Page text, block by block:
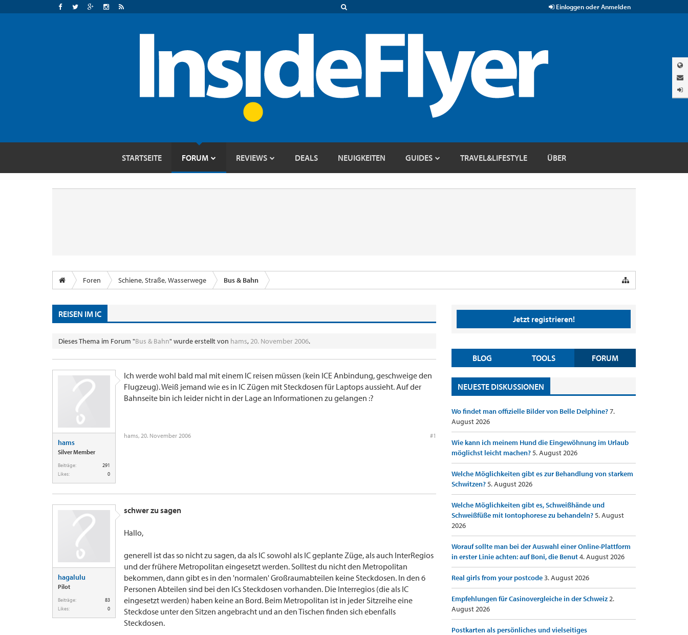
Einloggen oder Anmelden
STARTSEITE FORUM REVIEWS DEALS NEUIGKEITEN GUIDES TRAVEL&LIFESTYLE ÜBER
Foren Schiene, Straße, Wasserwege Bus & Bahn
REISEN IM IC
Dieses Thema im Forum "Bus & Bahn" wurde erstellt von hams,20. November 2006.
hams
Silver Member
Beiträge:
291
Likes:
0
Ich werde wohl bald mal mit einem IC reisen müssen (kein ICE Anbindung, geschweige den
Flugzeug). Weiß jemand wie es in IC Zügen mit Steckdosen für Laptops aussieht. Auf der
Bahnseite bin ich leider nicht in der Lage an Informationen zu gelangen :?
hams, 20. November 2006 #1
hagalulu
Pilot
Beiträge:
83
Likes:
0
schwer zu sagen
Hallo,
generell ist das so nicht zu sagen, da als IC sowohl als IC geplante Züge, als auch InterRegios
und der frühere Metropolitan eingesetzt werden. Solltest du nicht den Metropolitan
bekommen, dann gibt es in den 'normalen' Großraumabteilen keine Steckdosen. In den 6
Personen Abteilen sind bei den ICs Steckdosen vorhanden. Die Interregios (die als IC
eingesetzt werden) haben keine an Bord. Beim Metropolitan ist in jeder Sitzreihe eine
Steckdose unter den Sitzen angebracht und an den Tischen finden sich ebenfalls
Steckdosen.
Jetzt registrieren!
BLOG TOOLS FORUM
NEUESTE DISKUSSIONEN
Wo findet man offizielle Bilder von Belle Delphine?7.
August 2026
Wie kann ich meinem Hund die Eingewöhnung im Urlaub
möglichst leicht machen?5. August 2026
Welche Möglichkeiten gibt es zur Behandlung von starkem
Schwitzen?5. August 2026
Welche Möglichkeiten gibt es, Schweißhände und
Schweißfüße mit Iontophorese zu behandeln?5. August
2026
Worauf sollte man bei der Auswahl einer Online-Plattform
in erster Linie achten: auf Boni, die Benut4. August 2026
Real girls from your postcode3. August 2026
Empfehlungen für Casinovergleiche in der Schweiz2.
August 2026
Postkarten als persönliches und vielseitiges